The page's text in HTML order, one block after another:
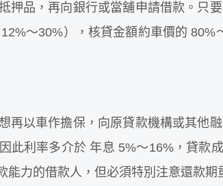
押品，再向銀行或當舖申請借款。只
～30%），核貸金額約車價的 80%
再以車作擔保，向原貸款機構或其他
此利率多介於 年息 5%～16%，貸款
力的借款人，但必須特別注意還款期